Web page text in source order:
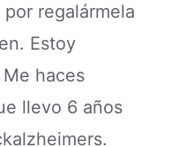
por regalármela
Estoy
haces
llevo 6 años